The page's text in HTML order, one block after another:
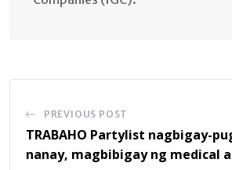
PREVIOUS POST
TRABAHO Partylist nagbigay-
nanay, magbibigay ng medical